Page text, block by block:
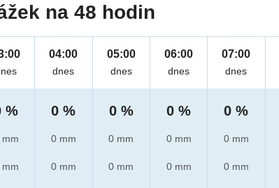
na 48 hodin
%
mm
mm
04:00
dnes
0 %
0 mm
0 mm
05:00
dnes
0 %
0 mm
0 mm
06:00
dnes
0 %
0 mm
0 mm
07:00
dnes
0 %
0 mm
0 mm